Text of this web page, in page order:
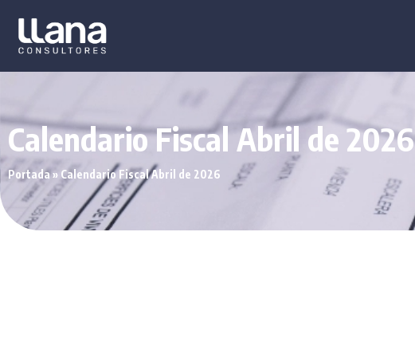
Calendario Fiscal Abril de 2026
Portada» Calendario Fiscal Abril de 2026